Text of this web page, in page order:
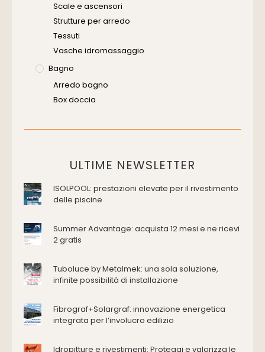
Scale e ascensori
Strutture per arredo
Tessuti
Vasche idromassaggio
Bagno
Arredo bagno
Box doccia
Placche di comando per wc
Domotica Ed Impianti Elettrici
Edilizia
Antincendio e sicurezza
Attrezzature manuali
Cappe d'aspirazione
Consolidamento
Deumidificazione
Energie rinnovabili
ULTIME NEWSLETTER
ISOLPOOL: prestazioni elevate per il rivestimento
delle piscine
Summer Advantage: acquista 12 mesi e ne ricevi
2 gratis
Tuboluce by Metalmek: una sola soluzione,
infinite possibilità di installazione
Fibrograf+Solargraf: innovazione energetica
integrata per l’involucro edilizio
Idropitture e rivestimenti: Proteggi e valorizza le